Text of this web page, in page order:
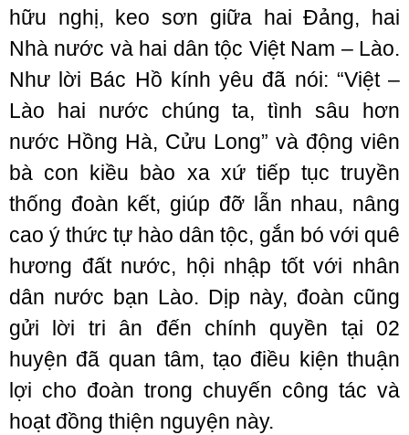
hữu nghị, keo sơn giữa hai Đảng, hai
Nhà nước và hai dân tộc Việt Nam – Lào.
Như lời Bác Hồ kính yêu đã nói: “Việt –
Lào hai nước chúng ta, tình sâu hơn
nước Hồng Hà, Cửu Long” và động viên
bà con kiều bào xa xứ tiếp tục truyền
thống đoàn kết, giúp đỡ lẫn nhau, nâng
cao ý thức tự hào dân tộc, gắn bó với quê
hương đất nước, hội nhập tốt với nhân
dân nước bạn Lào. Dịp này, đoàn cũng
gửi lời tri ân đến chính quyền tại 02
huyện đã quan tâm, tạo điều kiện thuận
lợi cho đoàn trong chuyến công tác và
hoạt đồng thiện nguyện này.